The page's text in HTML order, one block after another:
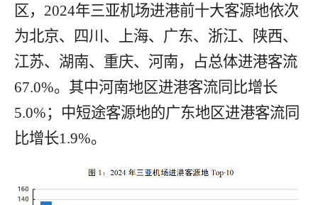
区， 2024年三亚机场进港前十大客源地依次
为北京、四川、上海、广东、浙江、
陕西、
江苏、湖南、重庆、河南，占总体进港客流
67.0%。 其中河南地区进港客流同比增长
5.0%； 中短途客源地的广东地区进港客流同
比增长1.9%。